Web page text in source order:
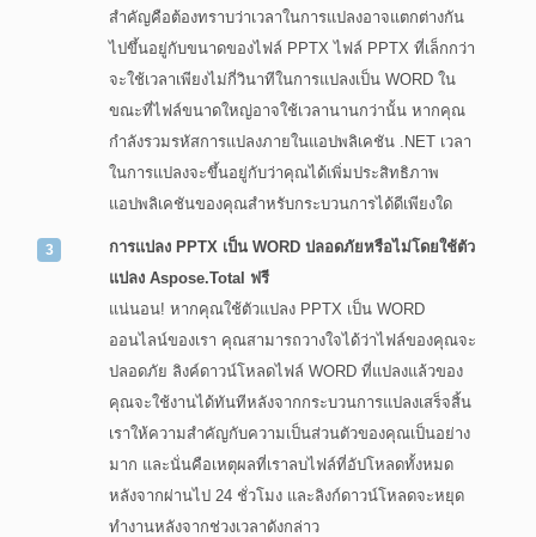
สำคัญคือต้องทราบว่าเวลาในการแปลงอาจแตกต่างกัน
ไปขึ้นอยู่กับขนาดของไฟล์ PPTX ไฟล์ PPTX ที่เล็กกว่า
จะใช้เวลาเพียงไม่กี่วินาทีในการแปลงเป็น WORD ใน
ขณะที่ไฟล์ขนาดใหญ่อาจใช้เวลานานกว่านั้น หากคุณ
กำลังรวมรหัสการแปลงภายในแอปพลิเคชัน .NET เวลา
ในการแปลงจะขึ้นอยู่กับว่าคุณได้เพิ่มประสิทธิภาพ
แอปพลิเคชันของคุณสำหรับกระบวนการได้ดีเพียงใด
การแปลง PPTX เป็น WORD ปลอดภัยหรือไม่โดยใช้ตัว
แปลง Aspose.Total ฟรี
แน่นอน! หากคุณใช้ตัวแปลง PPTX เป็น WORD
ออนไลน์ของเรา คุณสามารถวางใจได้ว่าไฟล์ของคุณจะ
ปลอดภัย ลิงค์ดาวน์โหลดไฟล์ WORD ที่แปลงแล้วของ
คุณจะใช้งานได้ทันทีหลังจากกระบวนการแปลงเสร็จสิ้น
เราให้ความสำคัญกับความเป็นส่วนตัวของคุณเป็นอย่าง
มาก และนั่นคือเหตุผลที่เราลบไฟล์ที่อัปโหลดทั้งหมด
หลังจากผ่านไป 24 ชั่วโมง และลิงก์ดาวน์โหลดจะหยุด
ทำงานหลังจากช่วงเวลาดังกล่าว